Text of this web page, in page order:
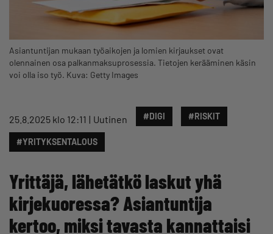
Asiantuntijan mukaan työaikojen ja lomien kirjaukset ovat
olennainen osa palkanmaksuprosessia. Tietojen kerääminen käsin
voi olla iso työ. Kuva: Getty Images
25.8.2025 klo 12:11 Uutinen #DIGI #RISKIT
#YRITYKSENTALOUS
Yrittäjä, lähetätkö laskut yhä
kirjekuoressa? Asiantuntija
kertoo, miksi tavasta kannattaisi